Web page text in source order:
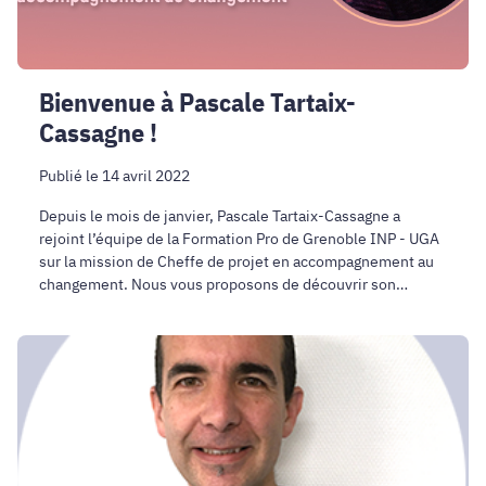
Bienvenue à Pascale Tartaix-
Cassagne !
Publié le 14 avril 2022
Depuis le mois de janvier, Pascale Tartaix-Cassagne a
rejoint l’équipe de la Formation Pro de Grenoble INP - UGA
sur la mission de Cheffe de projet en accompagnement au
changement. Nous vous proposons de découvrir son
Entretien
avec
Grégory
D'hahan,
Responsable